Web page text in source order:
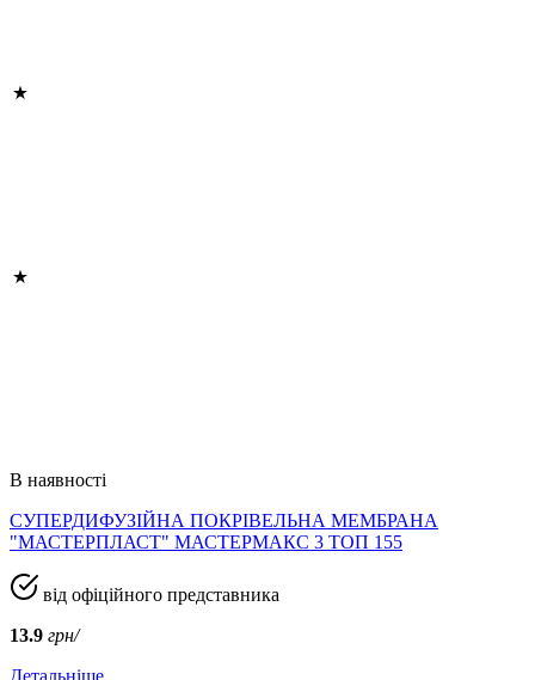
В наявності
СУПЕРДИФУЗІЙНА ПОКРІВЕЛЬНА МЕМБРАНА
"МАСТЕРПЛАСТ" МАСТЕРМАКС 3 ТОП 155
від офіційного представника
13.9 грн/
Детальніше